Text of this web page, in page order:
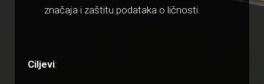
značaja i zaštitu podataka o ličnosti.
Ciljevi: